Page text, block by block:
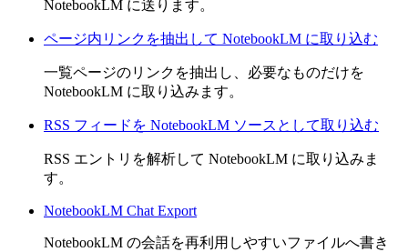
NotebookLM に送ります。
ページ内リンクを抽出して NotebookLM に取り込む
一覧ページのリンクを抽出し、必要なものだけを
NotebookLM に取り込みます。
RSS フィードを NotebookLM ソースとして取り込む
RSS エントリを解析して NotebookLM に取り込みま
す。
NotebookLM Chat Export
NotebookLM の会話を再利用しやすいファイルへ書き